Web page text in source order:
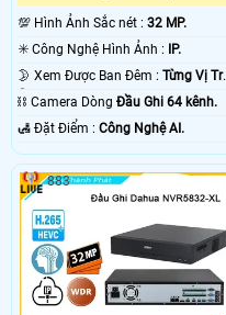
💯 Hình Ảnh Sắc nét : 32 MP.
✳️ Công Nghệ Hình Ảnh : IP.
🌛 Xem Được Ban Đêm : Từng Vị Trí
Camera .
⛓ Camera Dòng Đầu Ghi 64 kênh.
️🛃 Đặt Điểm : Công Nghệ AI.
883